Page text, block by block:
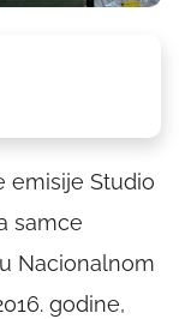
emisije Studio
samce
Nacionalnom
godine,